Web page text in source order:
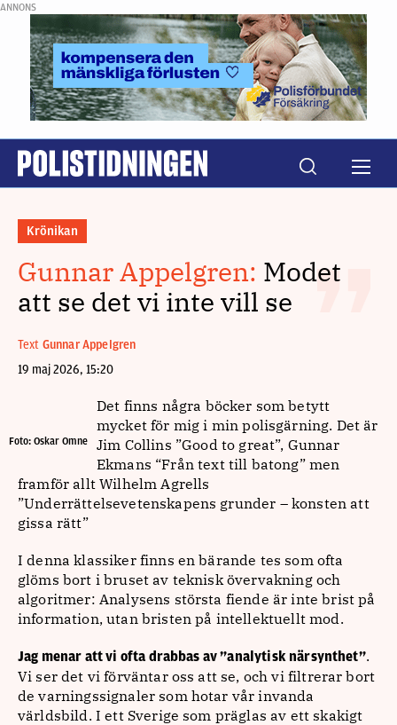
ANNONS
Krönikan
Gunnar Appelgren: Modet
att se det vi inte vill se
Text Gunnar Appelgren
19 maj 2026, 15:20
Foto: Oskar Omne
Det finns några böcker som betytt
mycket för mig i min polisgärning. Det är
Jim Collins ”Good to great”, Gunnar
Ekmans “Från text till batong” men
framför allt Wilhelm Agrells
”Underrättelsevetenskapens grunder – konsten att
gissa rätt”
I denna klassiker finns en bärande tes som ofta
glöms bort i bruset av teknisk övervakning och
algoritmer: Analysens största fiende är inte brist på
information, utan bristen på intellektuellt mod.
Jag menar att vi ofta drabbas av ”analytisk närsynthet”.
Vi ser det vi förväntar oss att se, och vi filtrerar bort
de varningssignaler som hotar vår invanda
världsbild. I ett Sverige som präglas av ett skakigt